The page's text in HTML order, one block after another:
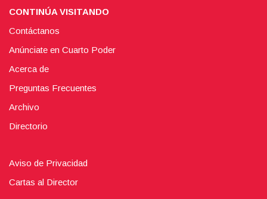
CONTINÚA VISITANDO
Contáctanos
Anúnciate en Cuarto Poder
Acerca de
Preguntas Frecuentes
Archivo
Directorio
Aviso de Privacidad
Cartas al Director